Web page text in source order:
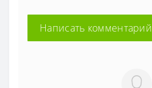
Написать комментарий